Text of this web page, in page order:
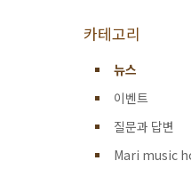
카테고리
뉴스
이벤트
질문과 답변
Mari music